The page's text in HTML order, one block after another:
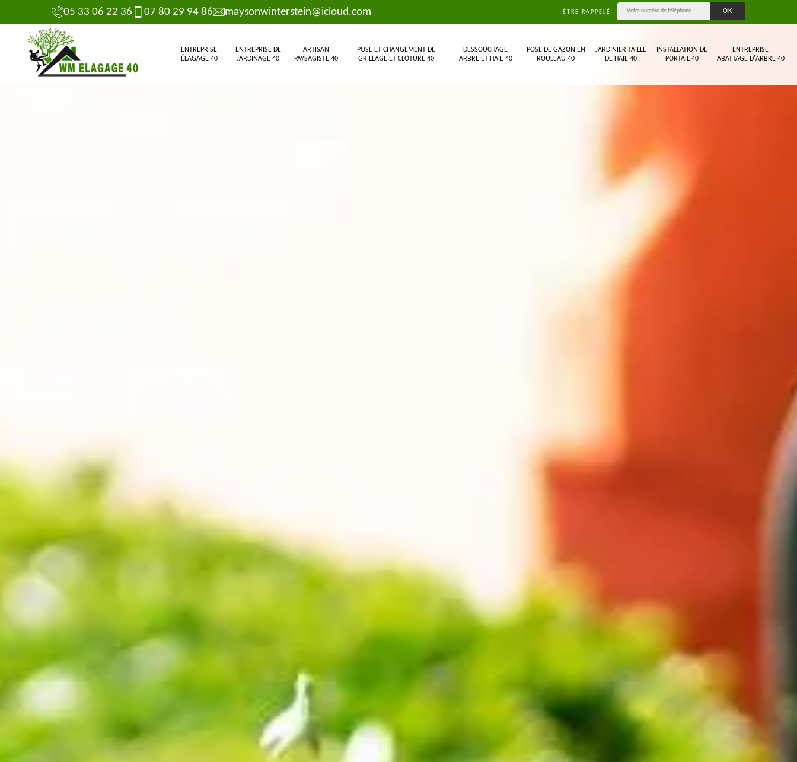
05 33 06 22 36 07 80 29 94 86 maysonwinterstein@icloud.com ÊTRE RAPPELÉ
ENTREPRISE
ÉLAGAGE 40
ENTREPRISE DE
JARDINAGE 40
ARTISAN
PAYSAGISTE 40
POSE ET CHANGEMENT DE
GRILLAGE ET CLÔTURE 40
DESSOUCHAGE
ARBRE ET HAIE 40
POSE DE GAZON EN
ROULEAU 40
JARDINIER TAILLE
DE HAIE 40
INSTALLATION DE
PORTAIL 40
ENTREPRISE
ABATTAGE D'ARBRE 40